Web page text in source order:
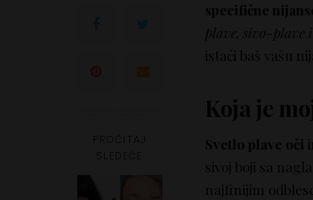
PROČITAJ
specifične
plave, sivo-plave
istaći baš vašu
Koja je
Svetlo plave oči
sivoj boji sa
najfinijim